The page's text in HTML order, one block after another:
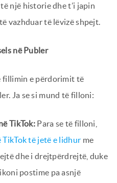
një historie dhe t’i japin
vazhduar të lëvizë shpejt.
në Publer
fillimin e përdorimit të
Ja se si mund të filloni:
TikTok: Para se të filloni,
TikTok të jetë e lidhur me
dhe i drejtpërdrejtë, duke
postime pa asnjë